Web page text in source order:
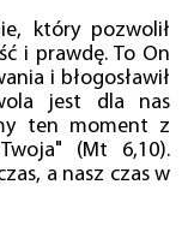
który pozwolił
i prawdę. To On
i błogosławił
jest dla nas
ten moment z
(Mt 6,10).
a nasz czas w